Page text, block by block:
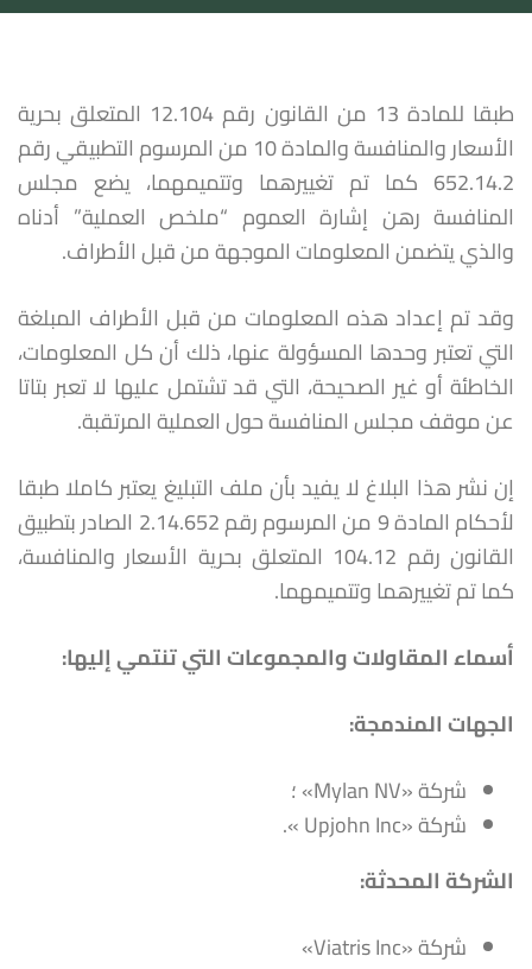
طبقا للمادة 13 من القانون رقم 12.104 المتعلق بحرية
الأسعار والمنافسة والمادة 10 من المرسوم التطبيقي رقم
652.14.2 كما تم تغييرهما وتتميمهما، يضع مجلس
المنافسة رهن إشارة العموم “ملخص العملية” أدناه
والذي يتضمن المعلومات الموجهة من قبل الأطراف.
وقد تم إعداد هذه المعلومات من قبل الأطراف المبلغة
التي تعتبر وحدها المسؤولة عنها، ذلك أن كل المعلومات،
الخاطئة أو غير الصحيحة، التي قد تشتمل عليها لا تعبر بتاتا
عن موقف مجلس المنافسة حول العملية المرتقبة.
إن نشر هذا البلاغ لا يفيد بأن ملف التبليغ يعتبر كاملا طبقا
لأحكام المادة 9 من المرسوم رقم 2.14.652 الصادر بتطبيق
القانون رقم 104.12 المتعلق بحرية الأسعار والمنافسة،
كما تم تغييرهما وتتميمهما.
أسماء المقاولات والمجموعات التي تنتمي إليها:
الجهات المندمجة:
شركة «Mylan NV» ؛
شركة «Upjohn Inc ».
الشركة المحدثة:
شركة «Viatris Inc»